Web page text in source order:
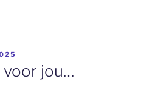
voor jou…